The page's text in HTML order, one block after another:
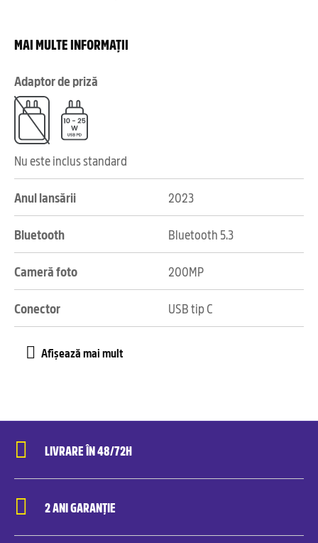
MAI MULTE INFORMAȚII
Adaptor de priză
Nu este inclus standard
Anul lansării 2023
Bluetooth Bluetooth 5.3
Cameră foto 200MP
Conector USB tip C
LIVRARE ÎN 48/72H
2 ANI GARANȚIE